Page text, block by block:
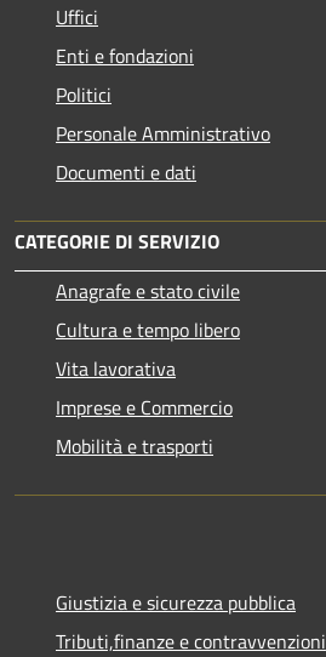
Uffici
Enti e fondazioni
Politici
Personale Amministrativo
Documenti e dati
CATEGORIE DI SERVIZIO
Anagrafe e stato civile
Cultura e tempo libero
Vita lavorativa
Imprese e Commercio
Mobilità e trasporti
Giustizia e sicurezza pubblica
Tributi,finanze e contravvenzioni